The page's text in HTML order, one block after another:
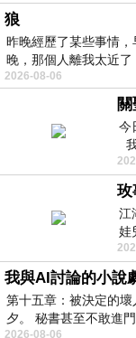
狼
昨晚經歷了某些事情
晚，那個人離我太近了
2026-08-06
今
一
玫
江
娃
山
我與AI討論的小說
第十五章：被決定的
夕。 秘書甚至不敢進
2026-08-06